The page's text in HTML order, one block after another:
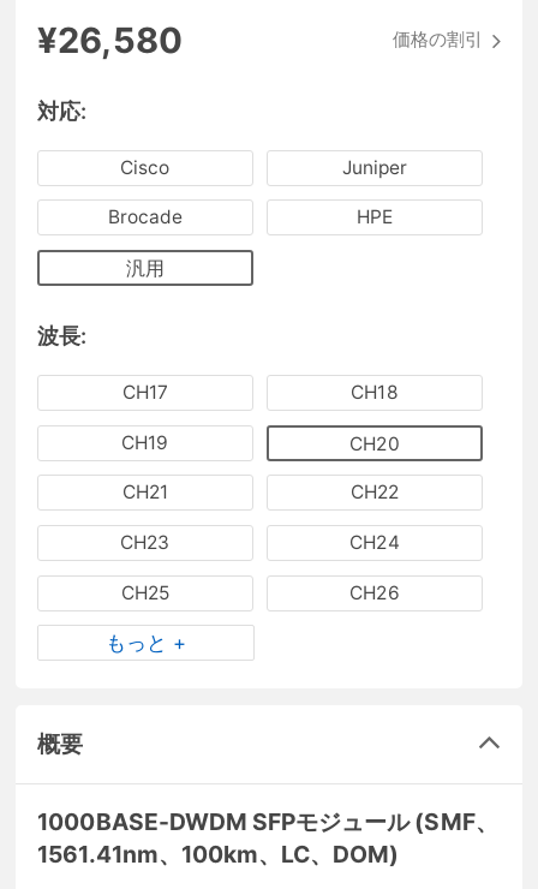
¥26,580 価格の割引
対応:
Cisco Juniper
Brocade HPE
汎用
波長:
CH17 CH18
CH19 CH20
CH21 CH22
CH23 CH24
CH25 CH26
もっと +
概要
1000BASE-DWDM SFPモジュール (SMF、
1561.41nm、100km、LC、DOM)